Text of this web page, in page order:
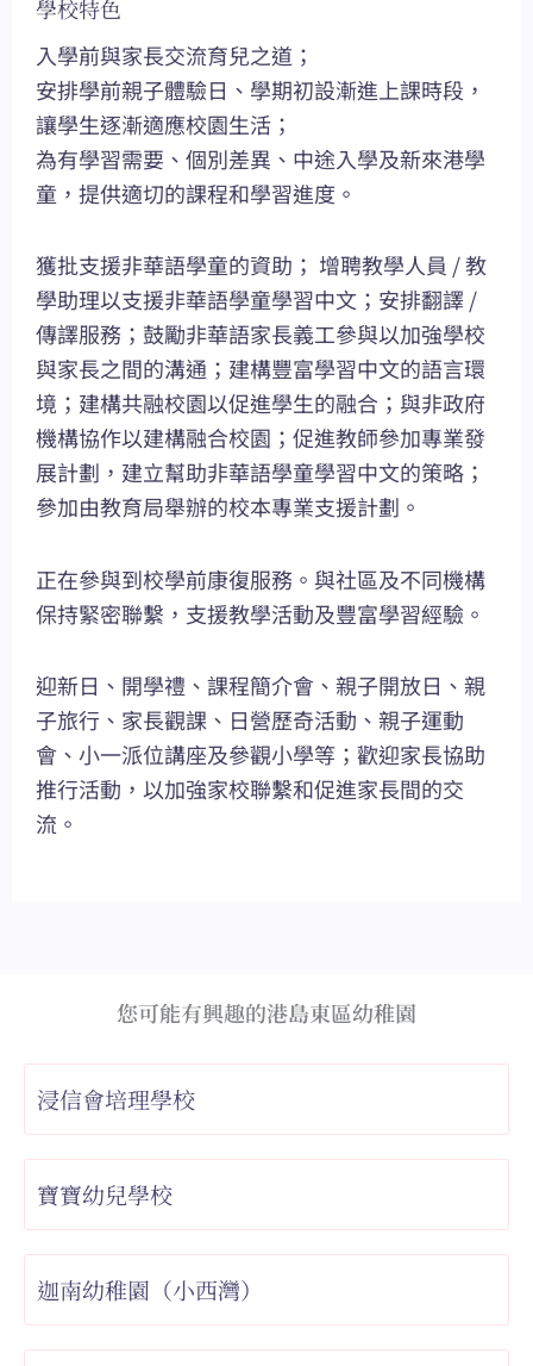
學校特色
入學前與家長交流育兒之道；
安排學前親子體驗日、學期初設漸進上課時段，
讓學生逐漸適應校園生活；
為有學習需要、個別差異、中途入學及新來港學
童，提供適切的課程和學習進度。
獲批支援非華語學童的資助； 增聘教學人員 / 教
學助理以支援非華語學童學習中文；安排翻譯 /
傳譯服務；鼓勵非華語家長義工參與以加強學校
與家長之間的溝通；建構豐富學習中文的語言環
境；建構共融校園以促進學生的融合；與非政府
機構協作以建構融合校園；促進教師參加專業發
展計劃，建立幫助非華語學童學習中文的策略；
參加由教育局舉辦的校本專業支援計劃。
正在參與到校學前康復服務。與社區及不同機構
保持緊密聯繫，支援教學活動及豐富學習經驗。
迎新日、開學禮、課程簡介會、親子開放日、親
子旅行、家長觀課、日營歷奇活動、親子運動
會、小一派位講座及參觀小學等；歡迎家長協助
推行活動，以加強家校聯繫和促進家長間的交
流。
您可能有興趣的港島東區幼稚園
浸信會培理學校
寶寶幼兒學校
迦南幼稚園（小西灣）